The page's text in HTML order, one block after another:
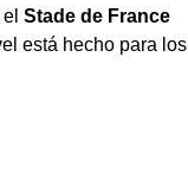
Stade de France
está hecho para los